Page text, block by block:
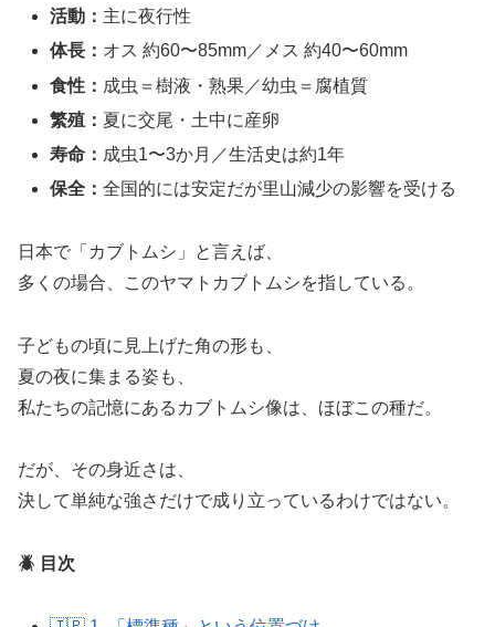
活動： 主に夜行性
体長： オス 約60〜85mm／メス 約40〜60mm
食性： 成虫＝樹液・熟果／幼虫＝腐植質
繁殖： 夏に交尾・土中に産卵
寿命： 成虫1〜3か月／生活史は約1年
保全：全国的には安定だが里山減少の影響を受ける
日本で「カブトムシ」と言えば、
多くの場合、このヤマトカブトムシを指している。
子どもの頃に見上げた角の形も、
夏の夜に集まる姿も、
私たちの記憶にあるカブトムシ像は、ほぼこの種だ。
だが、その身近さは、
決して単純な強さだけで成り立っているわけではない。
🪲 目次